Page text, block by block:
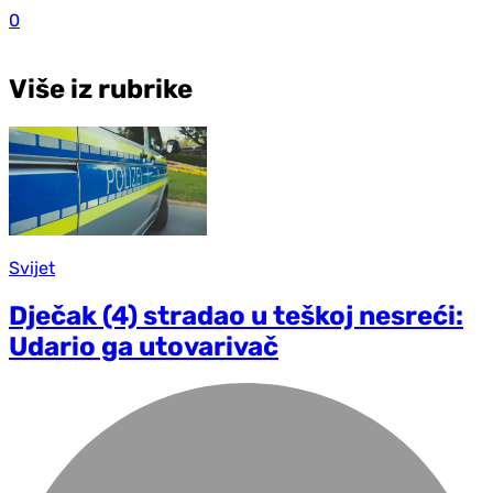
0
Više iz rubrike
Svijet
Dječak (4) stradao u teškoj nesreći:
Udario ga utovarivač